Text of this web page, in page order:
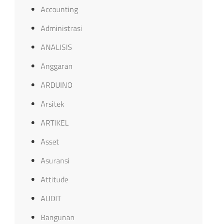
Accounting
Administrasi
ANALISIS
Anggaran
ARDUINO
Arsitek
ARTIKEL
Asset
Asuransi
Attitude
AUDIT
Bangunan